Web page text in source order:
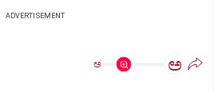
ADVERTISEMENT
ಅ ಅ